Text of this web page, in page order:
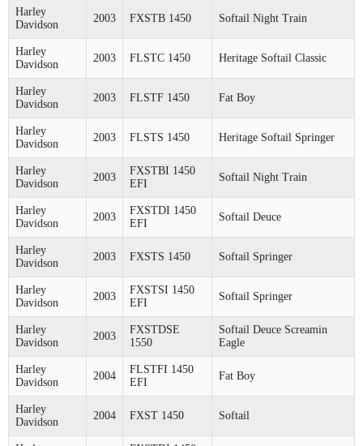
Harley
Davidson
2003 FXSTB 1450 Softail Night Train
Harley
Davidson
2003 FLSTC 1450 Heritage Softail Classic
Harley
Davidson
2003 FLSTF 1450 Fat Boy
Harley
Davidson
2003 FLSTS 1450 Heritage Softail Springer
Harley
Davidson
2003
FXSTBI 1450
EFI
Softail Night Train
Harley
Davidson
2003
FXSTDI 1450
EFI
Softail Deuce
Harley
Davidson
2003 FXSTS 1450 Softail Springer
Harley
Davidson
2003
FXSTSI 1450
EFI
Softail Springer
Harley
Davidson
2003
FXSTDSE
1550
Softail Deuce Screamin
Eagle
Harley
Davidson
2004
FLSTFI 1450
EFI
Fat Boy
Harley
Davidson
2004 FXST 1450 Softail